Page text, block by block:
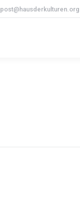
post@hausderkulturen.org